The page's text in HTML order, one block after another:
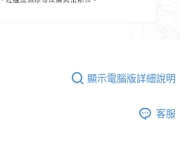
顯示電腦版詳細說明
客服